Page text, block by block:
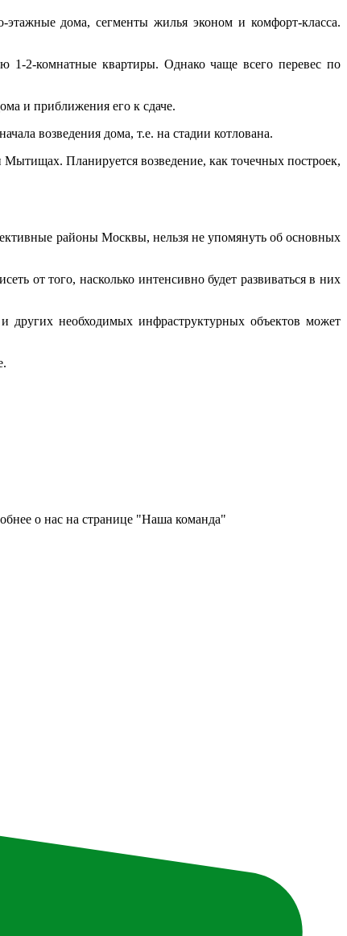
дома, сегменты жилья эконом и комфорт-класса.
1-2-комнатные квартиры. Однако чаще всего перевес по
и приближения его к сдаче.
возведения дома, т.е. на стадии котлована.
Мытищах. Планируется возведение, как точечных построек,
районы Москвы, нельзя не упомянуть об основных
от того, насколько интенсивно будет развиваться в них
других необходимых инфраструктурных объектов может
о нас на странице "Наша команда"